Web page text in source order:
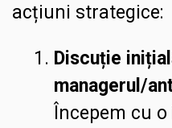
acțiuni strategice:
Discuție
managerul/
Începem cu